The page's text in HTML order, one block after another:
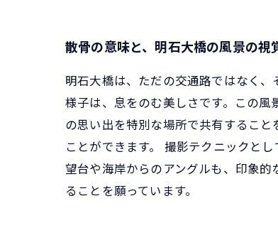
散骨の意味と、明石大橋の風景の視
明石大橋は、ただの交通路ではなく
様子は、息をのむ美しさです。この
の思い出を特別な場所で共有するこ
ことができます。 撮影テクニックと
望台や海岸からのアングルも、印象
ることを願っています。